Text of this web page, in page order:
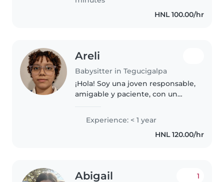
HNL 100.00/hr
Areli
Babysitter in Tegucigalpa
¡Hola! Soy una joven responsable,
amigable y paciente, con un
Aunque recién empiezo en el
cuidado de niños, me encanta
interactuar con niños en edad..
Experience: < 1 year
HNL 120.00/hr
Abigail 1